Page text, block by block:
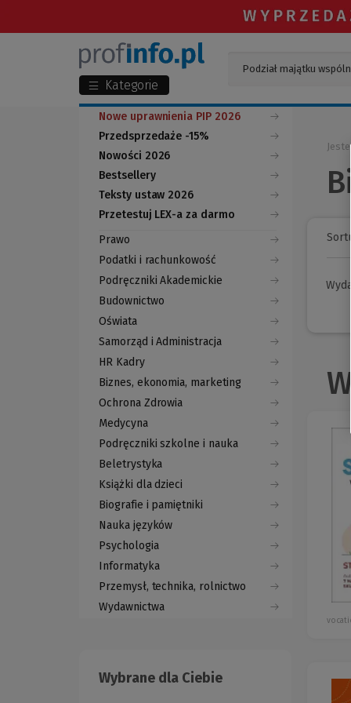
Kategorie
Nowe uprawnienia PIP 2026
Przedsprzedaże -15%
Nowości 2026
Bestsellery
Teksty ustaw 2026
Przetestuj LEX-a za darmo
(Nowe
okno)
(Link
do
innej
strony)
Prawo
Podatki i rachunkowość
Podręczniki Akademickie
Budownictwo
Oświata
Samorząd i Administracja
HR Kadry
Biznes, ekonomia, marketing
Ochrona Zdrowia
Medycyna
Podręczniki szkolne i nauka
Beletrystyka
Książki dla dzieci
Biografie i pamiętniki
Nauka języków
Psychologia
Informatyka
Przemysł, technika, rolnictwo
Wydawnictwa
Wybrane dla Ciebie